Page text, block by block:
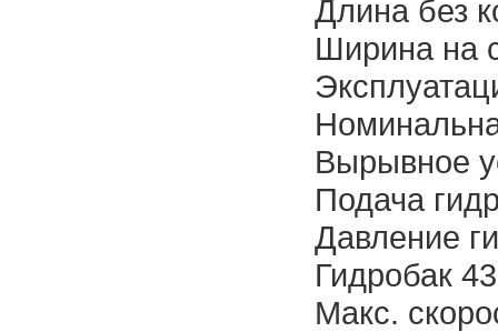
Длина без
Ширина на
Вырывное
Подача
Давление
Гидробак
Макс.